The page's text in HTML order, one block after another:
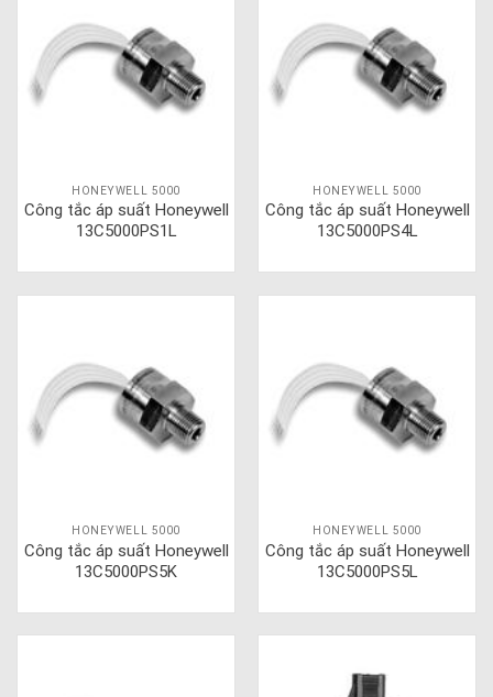
HONEYWELL 5000
Công tắc áp suất Honeywell
13C5000PS1L
HONEYWELL 5000
Công tắc áp suất Honeywell
13C5000PS4L
HONEYWELL 5000
Công tắc áp suất Honeywell
13C5000PS5K
HONEYWELL 5000
Công tắc áp suất Honeywell
13C5000PS5L